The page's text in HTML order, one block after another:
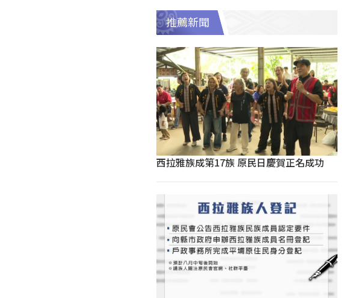
推薦新聞
西拉雅族成第17族 原民日慶賀正名成功